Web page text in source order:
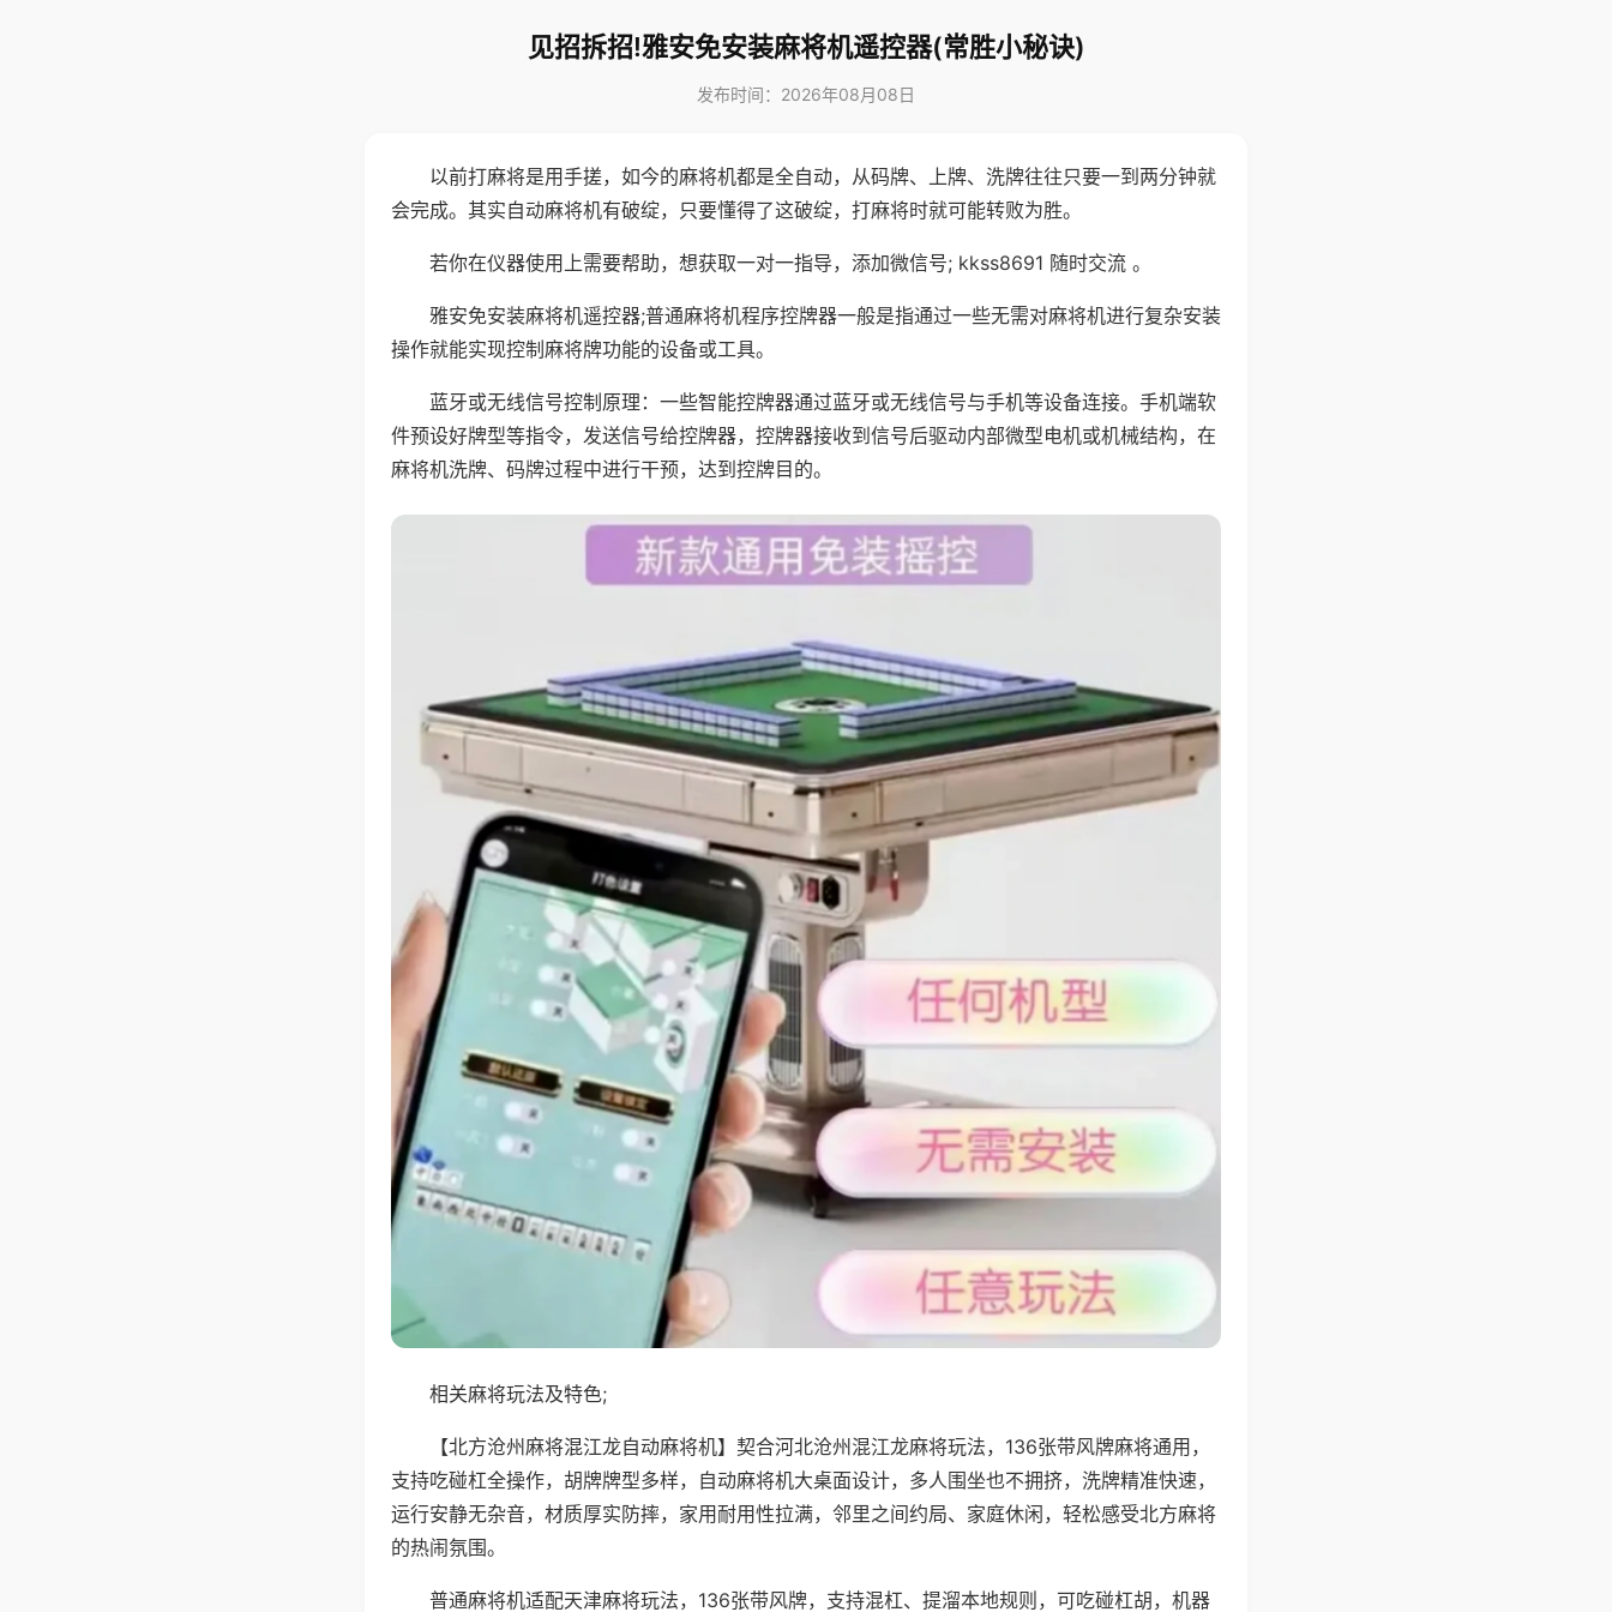
见招拆招!雅安免安装麻将机遥控器(常胜小秘诀)
发布时间：2026年08月08日
以前打麻将是用手搓，如今的麻将机都是全自动，从码牌、上牌、洗牌往往只要一到两分钟就
会完成。其实自动麻将机有破绽，只要懂得了这破绽，打麻将时就可能转败为胜。
若你在仪器使用上需要帮助，想获取一对一指导，添加微信号; kkss8691 随时交流 。
雅安免安装麻将机遥控器;普通麻将机程序控牌器一般是指通过一些无需对麻将机进行复杂安装
操作就能实现控制麻将牌功能的设备或工具。
蓝牙或无线信号控制原理：一些智能控牌器通过蓝牙或无线信号与手机等设备连接。手机端软
件预设好牌型等指令，发送信号给控牌器，控牌器接收到信号后驱动内部微型电机或机械结构，在
麻将机洗牌、码牌过程中进行干预，达到控牌目的。
相关麻将玩法及特色;
【北方沧州麻将混江龙自动麻将机】契合河北沧州混江龙麻将玩法，136张带风牌麻将通用，
支持吃碰杠全操作，胡牌牌型多样，自动麻将机大桌面设计，多人围坐也不拥挤，洗牌精准快速，
运行安静无杂音，材质厚实防摔，家用耐用性拉满，邻里之间约局、家庭休闲，轻松感受北方麻将
的热闹氛围。
普通麻将机适配天津麻将玩法，136张带风牌，支持混杠、提溜本地规则，可吃碰杠胡，机器